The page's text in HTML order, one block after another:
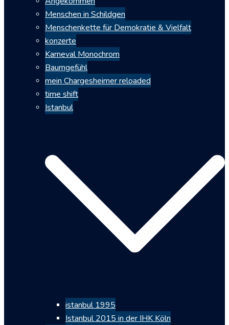
Menschen in Schildgen
Menschenkette für Demokratie & Vielfalt
konzerte
Karneval Monochrom
Baumgefühl
mein Chargesheimer reloaded
time shift
Istanbul
istanbul 1995
Istanbul 2015 in der IHK Köln